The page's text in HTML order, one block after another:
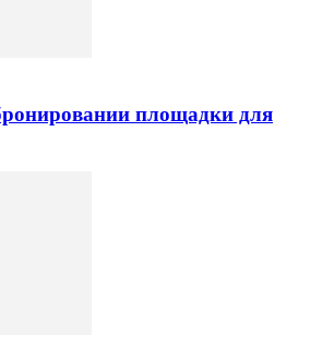
площадки для